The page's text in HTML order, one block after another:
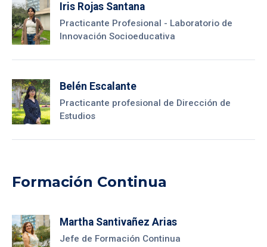
Iris Rojas Santana
Practicante Profesional - Laboratorio de
Innovación Socioeducativa
Belén Escalante
Practicante profesional de Dirección de
Estudios
Formación Continua
Martha Santivañez Arias
Jefe de Formación Continua